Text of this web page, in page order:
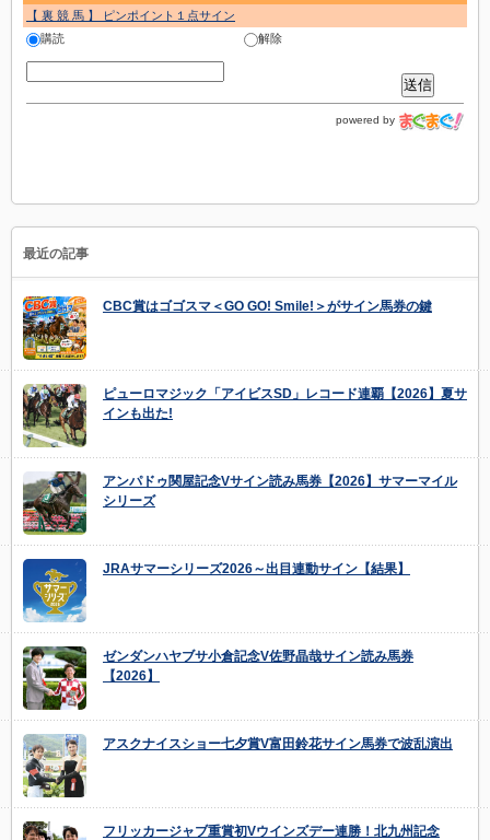
【 裏 競 馬 】 ピンポイント１点サイン
購読
解除
powered by
最近の記事
CBC賞はゴゴスマ＜GO GO! Smile!＞がサイン馬券の鍵
ピューロマジック「アイビスSD」レコード連覇【2026】夏サ
インも出た!
アンパドゥ関屋記念Vサイン読み馬券【2026】サマーマイル
シリーズ
JRAサマーシリーズ2026～出目連動サイン【結果】
ゼンダンハヤブサ小倉記念V佐野晶哉サイン読み馬券
【2026】
アスクナイスショー七夕賞V富田鈴花サイン馬券で波乱演出
フリッカージャブ重賞初Vウインズデー連勝！北九州記念